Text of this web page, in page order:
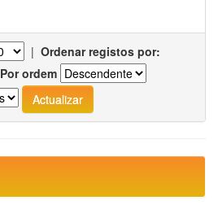
| Ordenar registos por:
Por ordem